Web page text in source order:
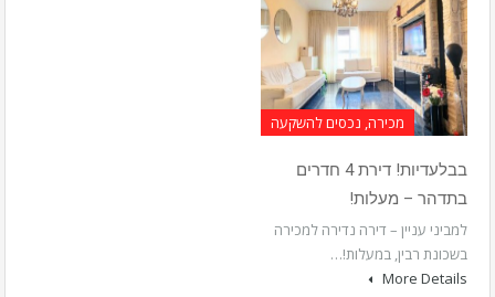
מכירה, נכסים להשקעה
בבלעדיות! דירת 4 חדרים
בתדהר – מעלות!
למביני עניין – דירה נדירה למכירה
בשכונת רבין, במעלות!…
More Details